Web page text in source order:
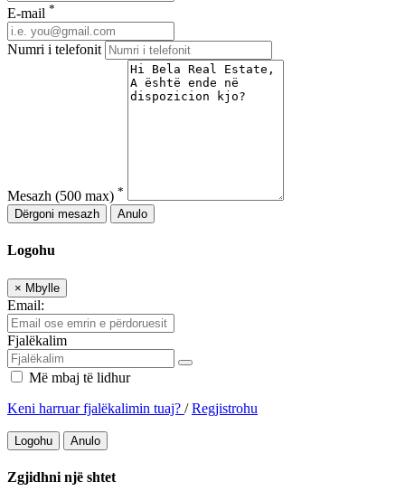
E-mail *
Numri i telefonit
Mesazh (500 max) *
Dërgoni mesazh
Anulo
Logohu
× Mbylle
Email:
Fjalëkalim
Më mbaj të lidhur
Keni harruar fjalëkalimin tuaj? /Regjistrohu
Logohu Anulo
Zgjidhni një shtet